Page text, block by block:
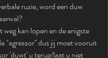
ruzie, word een duw
weg kan lopen en de enigste
"agressor'' dus jij moet vooruit
'duwt' u terug/laat u niet